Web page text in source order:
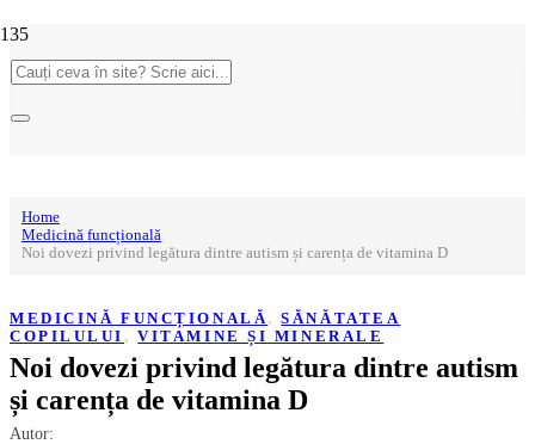
Home
Medicină funcțională
Noi dovezi privind legătura dintre autism și carența de vitamina D
MEDICINĂ FUNCȚIONALĂ,SĂNĂTATEA
COPILULUI ,VITAMINE ȘI MINERALE
Noi dovezi privind legătura dintre autism
și carența de vitamina D
Autor: